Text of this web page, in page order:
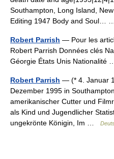
Southampton, Long Island,
Editing 1947 Body and Soul…
Robert Parrish — Pour les
Robert Parrish Données clés
Géorgie États Unis Nationalité
Robert Parrish — (* 4. Januar
Dezember 1995 in
amerikanischer Cutter und
als Kind und Jugendlicher
ungekrönte Königin, Im …